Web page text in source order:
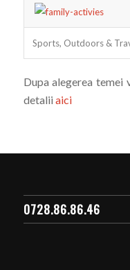
Sports, Outdoors &
Dupa alegerea temei
detalii aici
0728.86.86.46